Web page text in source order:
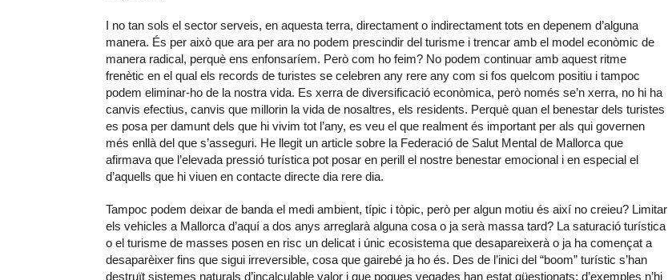
I no tan sols el sector serveis, en aquesta terra, directament o indirectament tots en depenem d’alguna
manera. És per això que ara per ara no podem prescindir del turisme i trencar amb el model econòmic de
manera radical, perquè ens enfonsaríem. Però com ho feim? No podem continuar amb aquest ritme
frenètic en el qual els records de turistes se celebren any rere any com si fos quelcom positiu i tampoc
podem eliminar-ho de la nostra vida. Es xerra de diversificació econòmica, però només se’n xerra, no hi ha
canvis efectius, canvis que millorin la vida de nosaltres, els residents. Perquè quan el benestar dels turistes
es posa per damunt dels que hi vivim tot l’any, es veu el que realment és important per als qui governen
més enllà del que s’asseguri. He llegit un article sobre la Federació de Salut Mental de Mallorca que
afirmava que l’elevada pressió turística pot posar en perill el nostre benestar emocional i en especial el
d’aquells que hi viuen en contacte directe dia rere dia.
Tampoc podem deixar de banda el medi ambient, típic i tòpic, però per algun motiu és així no creieu? Limitar
els vehicles a Mallorca d’aquí a dos anys arreglarà alguna cosa o ja serà massa tard? La saturació turística
o el turisme de masses posen en risc un delicat i únic ecosistema que desapareixerà o ja ha començat a
desaparèixer fins que sigui irreversible, cosa que gairebé ja ho és. Des de l’inici del “boom” turístic s’han
destruït sistemes naturals d’incalculable valor i que poques vegades han estat qüestionats; d’exemples n’hi